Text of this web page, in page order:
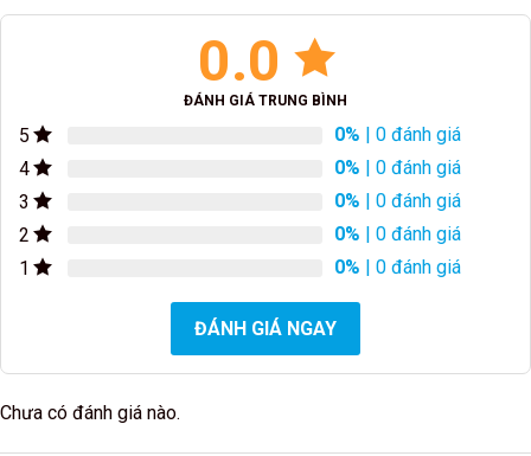
0.0
ĐÁNH GIÁ TRUNG BÌNH
5 0% | 0 đánh giá
4
0% | 0 đánh giá
3
0% | 0 đánh giá
2
0% | 0 đánh giá
1
0% | 0 đánh giá
ĐÁNH GIÁ NGAY
Chưa có đánh giá nào.